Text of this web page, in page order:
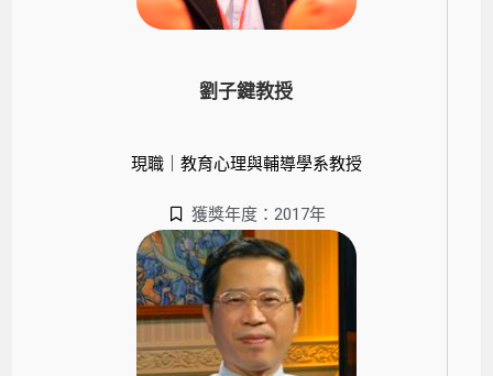
劉子鍵教授
現職｜教育心理與輔導學系教授
獲獎年度：2017年